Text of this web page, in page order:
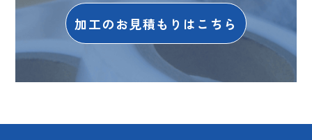
加工のお見積もりはこちら